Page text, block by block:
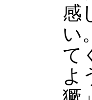
感
い
て
よ